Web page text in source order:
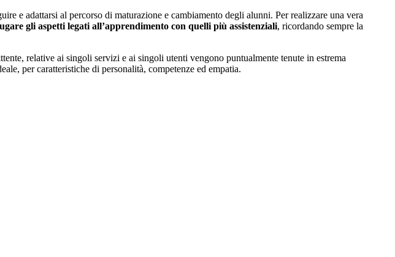
e adattarsi al percorso di maturazione e cambiamento degli alunni. Per realizzare una vera
gli aspetti legati all’apprendimento con quelli più assistenziali, ricordando sempre la
relative ai singoli servizi e ai singoli utenti vengono puntualmente tenute in estrema
per caratteristiche di personalità, competenze ed empatia.